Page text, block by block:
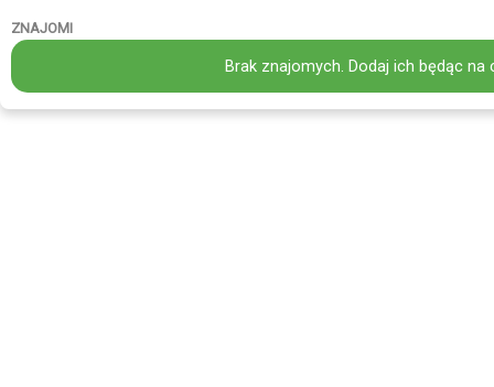
ZNAJOMI
Brak znajomych. Dodaj ich będąc na